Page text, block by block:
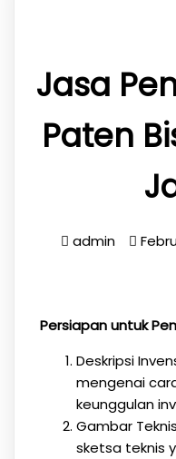
Jasa
Paten
admin
Persiapan untuk
Deskripsi
mengenai
keunggulan
Gambar
sketsa teknis